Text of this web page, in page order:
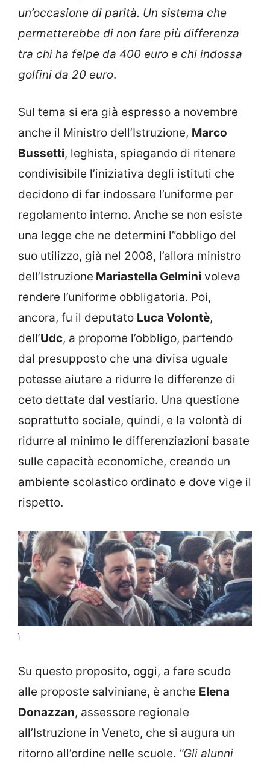
un’occasione di parità. Un sistema che
permetterebbe di non fare più differenza
tra chi ha felpe da 400 euro e chi indossa
golfini da 20 euro.
Sul tema si era già espresso a novembre
anche il Ministro dell’Istruzione, Marco
Bussetti, leghista, spiegando di ritenere
condivisibile l’iniziativa degli istituti che
decidono di far indossare l’uniforme per
regolamento interno. Anche se non esiste
una legge che ne determini l”obbligo del
suo utilizzo, già nel 2008, l’allora ministro
dell’Istruzione Mariastella Gelmini voleva
rendere l’uniforme obbligatoria. Poi,
ancora, fu il deputato Luca Volontè,
dell’Udc, a proporne l’obbligo, partendo
dal presupposto che una divisa uguale
potesse aiutare a ridurre le differenze di
ceto dettate dal vestiario. Una questione
soprattutto sociale, quindi, e la volontà di
ridurre al minimo le differenziazioni basate
sulle capacità economiche, creando un
ambiente scolastico ordinato e dove vige il
rispetto.
ì
Su questo proposito, oggi, a fare scudo
alle proposte salviniane, è anche Elena
Donazzan, assessore regionale
all’Istruzione in Veneto, che si augura un
ritorno all’ordine nelle scuole. “Gli alunni